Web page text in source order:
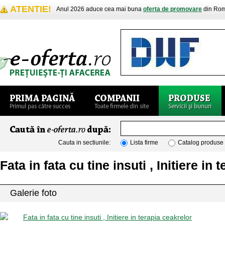
ATENTIE! Anul 2026 aduce cea mai buna oferta de promovare din
Cauta in sectiunile: Lista firme Catalog produse
Fata in fata cu tine insuti , Initiere in
Galerie foto